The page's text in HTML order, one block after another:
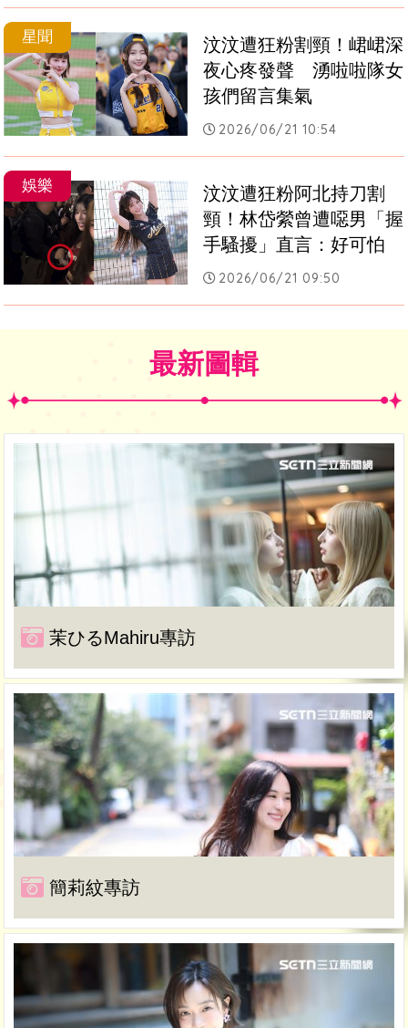
星聞
汶汶遭狂粉割頸！峮峮深
夜心疼發聲　湧啦啦隊女
孩們留言集氣
2026/06/21 10:54
娛樂
汶汶遭狂粉阿北持刀割
頸！林岱縈曾遭噁男「握
手騷擾」直言：好可怕
2026/06/21 09:50
最新圖輯
茉ひるMahiru專訪
簡莉紋專訪